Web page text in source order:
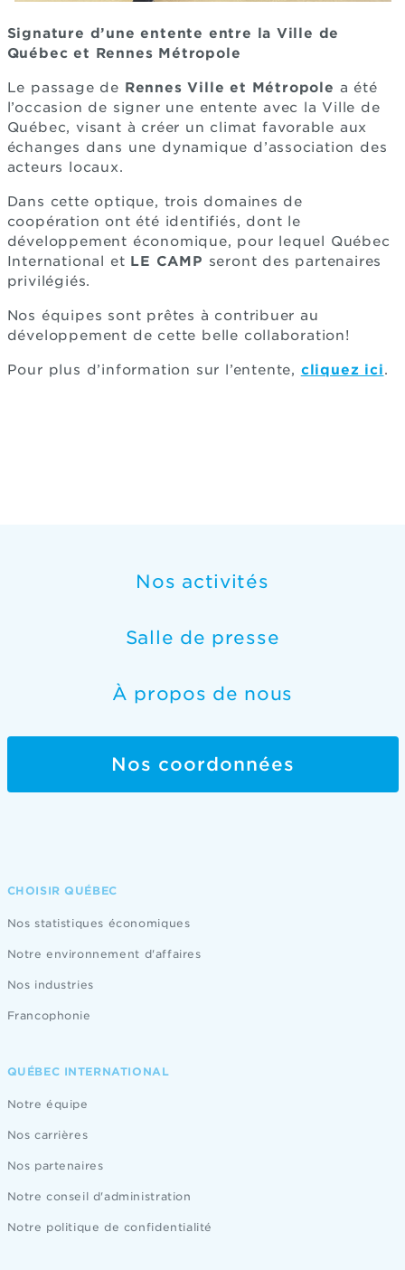
Signature d’une entente entre la Ville de
Québec et Rennes Métropole
Le passage de Rennes Ville et Métropole a été
l’occasion de signer une entente avec la Ville de
Québec, visant à créer un climat favorable aux
échanges dans une dynamique d’association des
acteurs locaux.
Dans cette optique, trois domaines de
coopération ont été identifiés, dont le
développement économique, pour lequel Québec
International et LE CAMP seront des partenaires
privilégiés.
Nos équipes sont prêtes à contribuer au
développement de cette belle collaboration!
Pour plus d’information sur l’entente, cliquez ici.
Nos activités
Salle de presse
À propos de nous
Nos coordonnées
CHOISIR QUÉBEC
Nos statistiques économiques
Notre environnement d'affaires
Nos industries
Francophonie
QUÉBEC INTERNATIONAL
Notre équipe
Nos carrières
Nos partenaires
Notre conseil d'administration
Notre politique de confidentialité